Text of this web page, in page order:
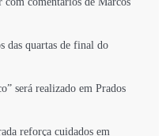
das quartas de final do
será realizado em Prados
reforça cuidados em